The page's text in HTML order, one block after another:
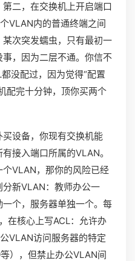
二，在交换机上开启端口
VLAN内的普通终端之间
次突发蠕虫，只有最初一
，因为二层不通。你信不
没配过，因为觉得“配置
配完十分钟，顶你买两个
设备，你现有交换机能
接入端口所属的VLAN。
VLAN，那你的风险已经
新VLAN：教师办公一
个，服务器单独一个。每
在核心上写ACL：允许办
VLAN访问服务器的特定
），但禁止办公VLAN间